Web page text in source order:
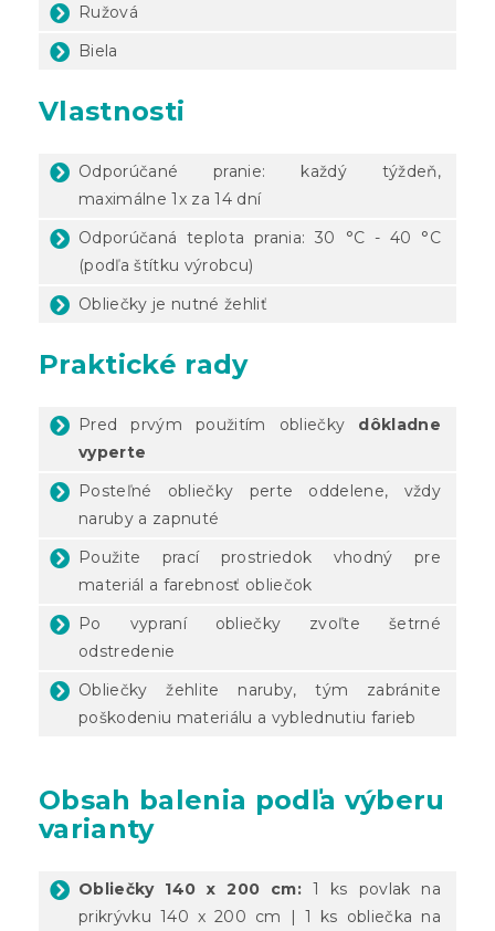
Ružová
Biela
Vlastnosti
Odporúčané pranie: každý týždeň,
maximálne 1x za 14 dní
Odporúčaná teplota prania: 30 °C - 40 °C
(podľa štítku výrobcu)
Obliečky je nutné žehliť
Praktické rady
Pred prvým použitím obliečky dôkladne
vyperte
Posteľné obliečky perte oddelene, vždy
naruby a zapnuté
Použite prací prostriedok vhodný pre
materiál a farebnosť obliečok
Po vypraní obliečky zvoľte šetrné
odstredenie
Obliečky žehlite naruby, tým zabránite
poškodeniu materiálu a vyblednutiu farieb
Obsah balenia podľa výberu
varianty
Obliečky 140 x 200 cm: 1 ks povlak na
prikrývku 140 x 200 cm | 1 ks obliečka na